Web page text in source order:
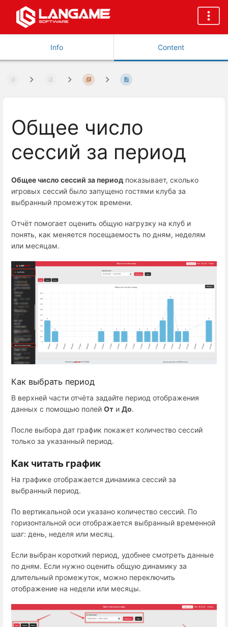
Info Content
Общее число
сессий за период
Общее число сессий за период показывает, сколько
игровых сессий было запущено гостями клуба за
выбранный промежуток времени.
Отчёт помогает оценить общую нагрузку на клуб и
понять, как меняется посещаемость по дням, неделям
или месяцам.
Как выбрать период
В верхней части отчёта задайте период отображения
данных с помощью полей От и До.
После выбора дат график покажет количество сессий
только за указанный период.
Как читать график
На графике отображается динамика сессий за
выбранный период.
По вертикальной оси указано количество сессий. По
горизонтальной оси отображается выбранный временной
шаг: день, неделя или месяц.
Если выбран короткий период, удобнее смотреть данные
по дням. Если нужно оценить общую динамику за
длительный промежуток, можно переключить
отображение на недели или месяцы.